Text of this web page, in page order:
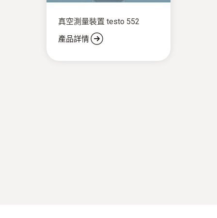
真空測量裝置 testo 552
產品詳情